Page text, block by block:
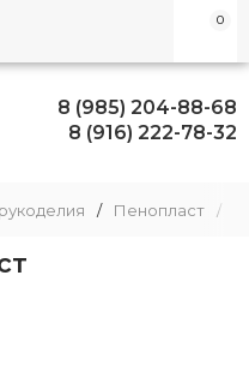
0
8 (985) 204-88-68
8 (916) 222-78-32
/ Пенопласт /